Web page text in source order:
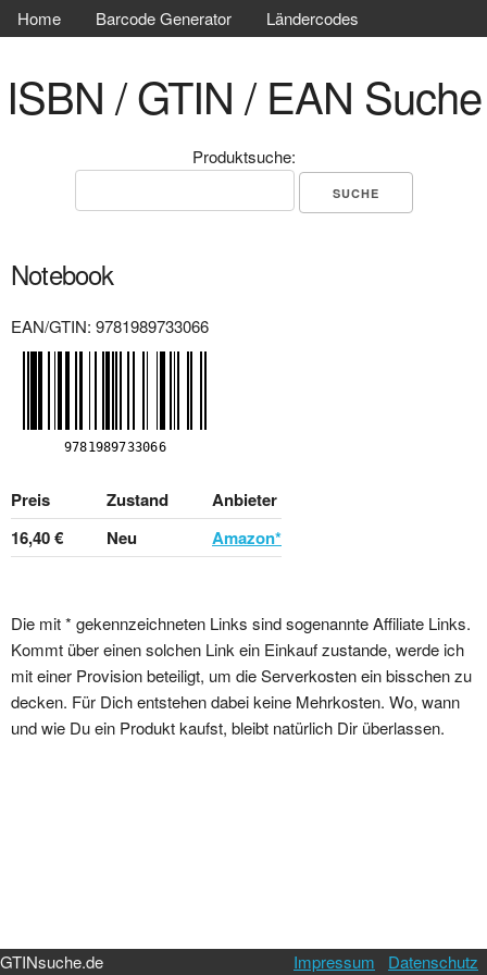
Home Barcode Generator Ländercodes
ISBN / GTIN / EAN Suche
Produktsuche:
Notebook
EAN/GTIN: 9781989733066
Preis Zustand
Anbieter
16,40 €
Neu Amazon*
Die mit * gekennzeichneten Links sind sogenannte Affiliate Links.
Kommt über einen solchen Link ein Einkauf zustande, werde ich
mit einer Provision beteiligt, um die Serverkosten ein bisschen zu
decken. Für Dich entstehen dabei keine Mehrkosten. Wo, wann
und wie Du ein Produkt kaufst, bleibt natürlich Dir überlassen.
GTINsuche.de Impressum Datenschutz